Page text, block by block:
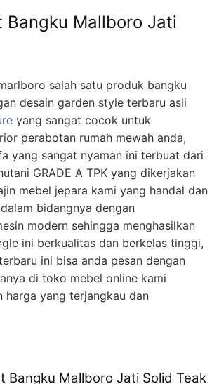
Bangku Mallboro Jati
salah satu produk bangku
desain garden style terbaru asli
yang sangat cocok untuk
perabotan rumah mewah anda,
yang sangat nyaman ini terbuat dari
GRADE A TPK yang dikerjakan
mebel jepara kami yang handal dan
bidangnya dengan
modern sehingga menghasilkan
ini berkualitas dan berkelas tinggi,
ini bisa anda pesan dengan
di toko mebel online kami
harga yang terjangkau dan
Bangku Mallboro Jati Solid Teak